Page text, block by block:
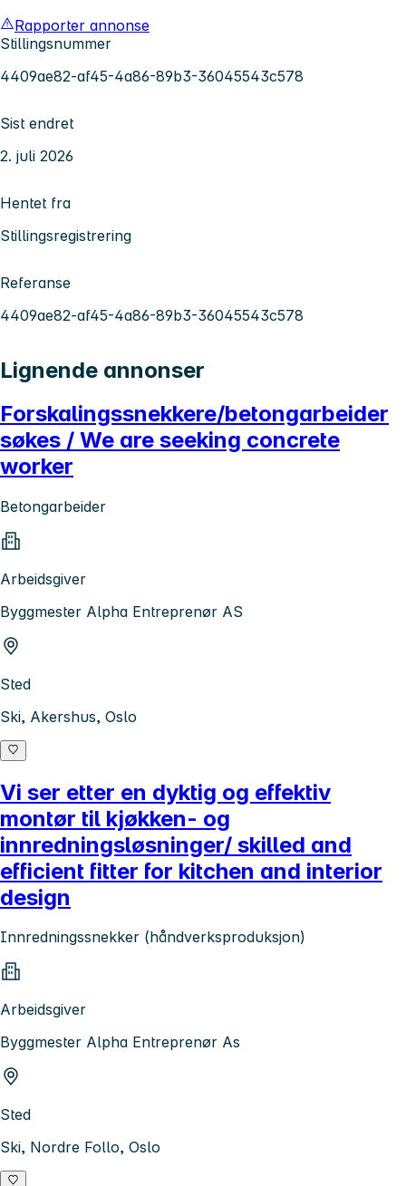
Rapporter annonse
Stillingsnummer
4409ae82-af45-4a86-89b3-36045543c578
Sist endret
2. juli 2026
Hentet fra
Stillingsregistrering
Referanse
4409ae82-af45-4a86-89b3-36045543c578
Lignende annonser
Forskalingssnekkere/betongarbeider
søkes / We are seeking concrete
worker
Betongarbeider
Arbeidsgiver
Byggmester Alpha Entreprenør AS
Sted
Ski, Akershus, Oslo
Vi ser etter en dyktig og effektiv
montør til kjøkken- og
innredningsløsninger/ skilled and
efficient fitter for kitchen and interior
design
Innredningssnekker (håndverksproduksjon)
Arbeidsgiver
Byggmester Alpha Entreprenør As
Sted
Ski, Nordre Follo, Oslo